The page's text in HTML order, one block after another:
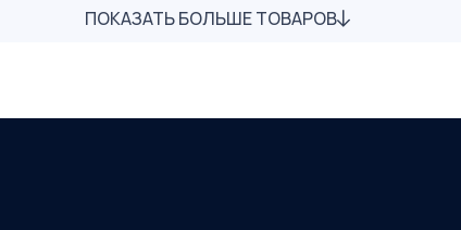
ПОКАЗАТЬ БОЛЬШЕ ТОВАРОВ